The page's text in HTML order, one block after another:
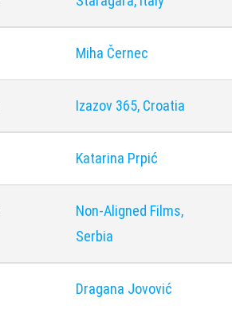
Miha Černec
Izazov 365, Croatia
Katarina Prpić
Non-Aligned Films,
Serbia
Dragana Jovović